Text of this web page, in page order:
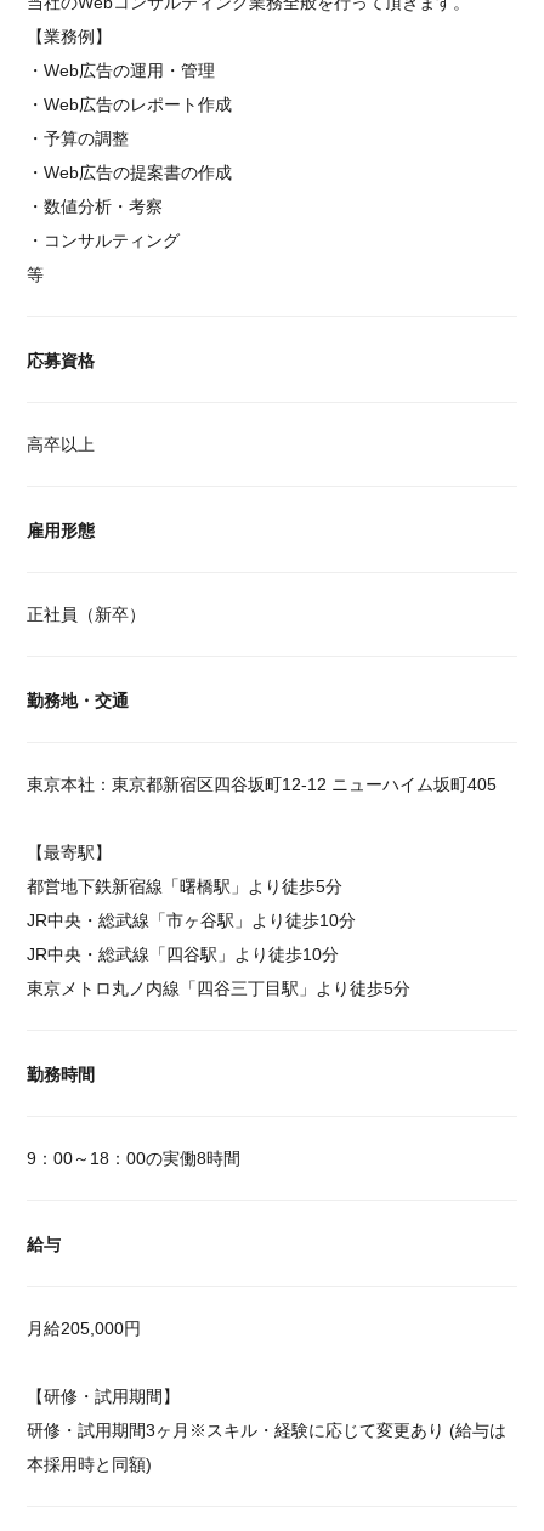
【業務例】
・Web広告の運用・管理
・Web広告のレポート作成
・予算の調整
・Web広告の提案書の作成
・数値分析・考察
・コンサルティング
等
応募資格
高卒以上
雇用形態
正社員（新卒）
勤務地・交通
東京本社：東京都新宿区四谷坂町12-12 ニューハイム坂町405
【最寄駅】
都営地下鉄新宿線「曙橋駅」より徒歩5分
JR中央・総武線「市ヶ谷駅」より徒歩10分
JR中央・総武線「四谷駅」より徒歩10分
東京メトロ丸ノ内線「四谷三丁目駅」より徒歩5分
勤務時間
9：00～18：00の実働8時間
給与
月給205,000円
【研修・試用期間】
研修・試用期間3ヶ月※スキル・経験に応じて変更あり (給与は
本採用時と同額)